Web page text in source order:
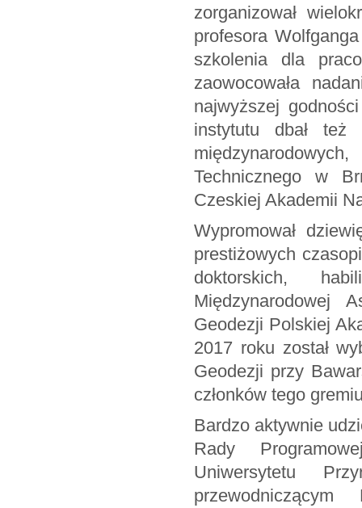
zorganizował
profesora
szkolenia dla
zaowocowała
najwyższej
instytutu dbał też
Technicznego w
Czeskiej Akademii
Wypromował
prestiżowych
doktorskich,
Międzynarodowej
Geodezji Polskiej
2017 roku został
Geodezji przy
członków tego
Bardzo aktywnie
Rady
Uniwersytetu